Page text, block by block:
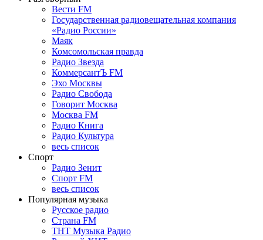
Вести FM
Государственная радиовещательная компания
«Радио России»
Маяк
Комсомольская правда
Радио Звезда
КоммерсантЪ FM
Эхо Москвы
Радио Свобода
Говорит Москва
Москва FM
Радио Книга
Радио Культура
весь список
Спорт
Радио Зенит
Спорт FM
весь список
Популярная музыка
Русское радио
Страна FM
ТНТ Музыка Радио